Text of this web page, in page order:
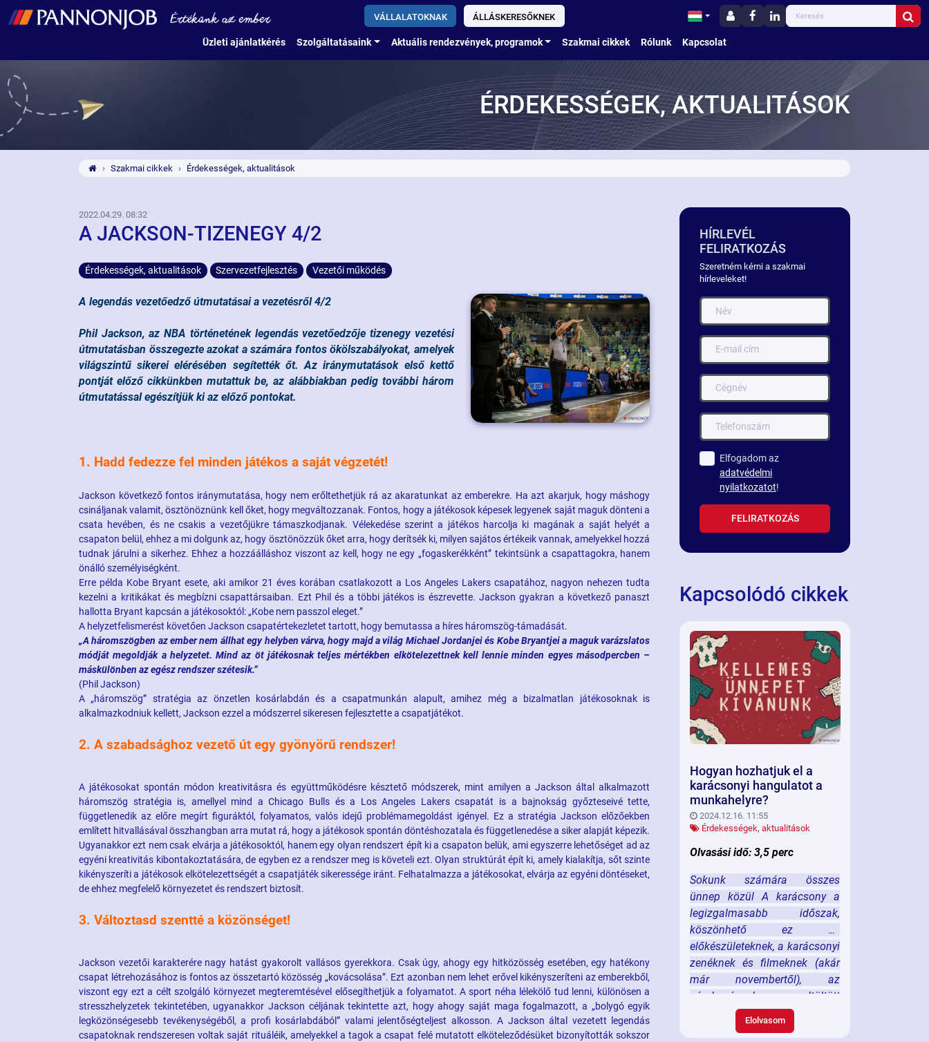
VÁLLALATOKNAK ÁLLÁSKERESŐKNEK
Üzleti ajánlatkérés Szolgáltatásaink Aktuális rendezvények, programok Szakmai cikkek Rólunk Kapcsolat
ÉRDEKESSÉGEK, AKTUALITÁSOK
Szakmai cikkek Érdekességek, aktualitások
2022.04.29. 08:32
A JACKSON-TIZENEGY 4/2
Érdekességek, aktualitások Szervezetfejlesztés Vezetői működés
A legendás vezetőedző útmutatásai a vezetésről 4/2
Phil Jackson, az NBA történetének legendás vezetőedzője tizenegy vezetési
útmutatásban összegezte azokat a számára fontos ökölszabályokat, amelyek
világszintű sikerei elérésében segítették őt. Az iránymutatások első kettő
pontját előző cikkünkben mutattuk be, az alábbiakban pedig további három
útmutatással egészítjük ki az előző pontokat.
1. Hadd fedezze fel minden játékos a saját végzetét!
Jackson következő fontos iránymutatása, hogy nem erőltethetjük rá az akaratunkat az emberekre. Ha azt akarjuk, hogy máshogy
csináljanak valamit, ösztönöznünk kell őket, hogy megváltozzanak. Fontos, hogy a játékosok képesek legyenek saját maguk dönteni a
csata hevében, és ne csakis a vezetőjükre támaszkodjanak. Vélekedése szerint a játékos harcolja ki magának a saját helyét a
csapaton belül, ehhez a mi dolgunk az, hogy ösztönözzük őket arra, hogy derítsék ki, milyen sajátos értékeik vannak, amelyekkel hozzá
tudnak járulni a sikerhez. Ehhez a hozzáálláshoz viszont az kell, hogy ne egy „fogaskerékként” tekintsünk a csapattagokra, hanem
önálló személyiségként.
Erre példa Kobe Bryant esete, aki amikor 21 éves korában csatlakozott a Los Angeles Lakers csapatához, nagyon nehezen tudta
kezelni a kritikákat és megbízni csapattársaiban. Ezt Phil és a többi játékos is észrevette. Jackson gyakran a következő panaszt
hallotta Bryant kapcsán a játékosoktól: „Kobe nem passzol eleget.”
A helyzetfelismerést követően Jackson csapatértekezletet tartott, hogy bemutassa a híres háromszög-támadását.
„A háromszögben az ember nem állhat egy helyben várva, hogy majd a világ Michael Jordanjei és Kobe Bryantjei a maguk varázslatos
módját megoldják a helyzetet. Mind az öt játékosnak teljes mértékben elkötelezettnek kell lennie minden egyes másodpercben –
máskülönben az egész rendszer szétesik.”
(Phil Jackson)
A „háromszög” stratégia az önzetlen kosárlabdán és a csapatmunkán alapult, amihez még a bizalmatlan játékosoknak is
alkalmazkodniuk kellett, Jackson ezzel a módszerrel sikeresen fejlesztette a csapatjátékot.
2. A szabadsághoz vezető út egy gyönyörű rendszer!
A játékosokat spontán módon kreativitásra és együttműködésre késztető módszerek, mint amilyen a Jackson által alkalmazott
háromszög stratégia is, amellyel mind a Chicago Bulls és a Los Angeles Lakers csapatát is a bajnokság győzteseivé tette,
függetlenedik az előre megírt figuráktól, folyamatos, valós idejű problémamegoldást igényel. Ez a stratégia Jackson előzőekben
említett hitvallásával összhangban arra mutat rá, hogy a játékosok spontán döntéshozatala és függetlenedése a siker alapját képezik.
Ugyanakkor ezt nem csak elvárja a játékosoktól, hanem egy olyan rendszert épít ki a csapaton belük, ami egyszerre lehetőséget ad az
egyéni kreativitás kibontakoztatására, de egyben ez a rendszer meg is követeli ezt. Olyan struktúrát épít ki, amely kialakítja, sőt szinte
kikényszeríti a játékosok elkötelezettségét a csapatjáték sikeressége iránt. Felhatalmazza a játékosokat, elvárja az egyéni döntéseket,
de ehhez megfelelő környezetet és rendszert biztosít.
3. Változtasd szentté a közönséget!
Jackson vezetői karakterére nagy hatást gyakorolt vallásos gyerekkora. Csak úgy, ahogy egy hitközösség esetében, egy hatékony
csapat létrehozásához is fontos az összetartó közösség „kovácsolása”. Ezt azonban nem lehet erővel kikényszeríteni az emberekből,
viszont egy ezt a célt szolgáló környezet megteremtésével elősegíthetjük a folyamatot. A sport néha lélekölő tud lenni, különösen a
stresszhelyzetek tekintetében, ugyanakkor Jackson céljának tekintette azt, hogy ahogy saját maga fogalmazott, a „bolygó egyik
legközönségesebb tevékenységéből, a profi kosárlabdából” valami jelentőségteljest alkosson. A Jackson által vezetett legendás
csapatoknak rendszeresen voltak saját rituáléik, amelyekkel a tagok a csapat felé mutatott elköteleződésüket bizonyították sokszor
HÍRLEVÉL
FELIRATKOZÁS
Szeretném kérni a szakmai
hírleveleket!
Elfogadom az
adatvédelmi
nyilatkozatot!
FELIRATKOZÁS
Kapcsolódó cikkek
Hogyan hozhatjuk el a
karácsonyi hangulatot a
munkahelyre?
2024.12.16. 11:55
Érdekességek, aktualitások
Olvasási idő: 3,5 perc
Sokunk számára összes
ünnep közül A karácsony a
legizgalmasabb időszak,
köszönhető ez az
előkészületeknek, a karácsonyi
zenéknek és filmeknek (akár
már novembertől), az
várakozással eltöltött
heteknek, az ünnepi vacsorát
megelőző sütés-főzésnek és a
Elolvasom